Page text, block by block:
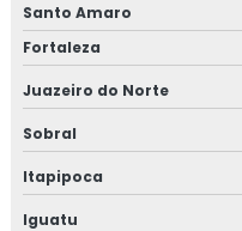
Santo Amaro
Fortaleza
Juazeiro do Norte
Sobral
Itapipoca
Iguatu